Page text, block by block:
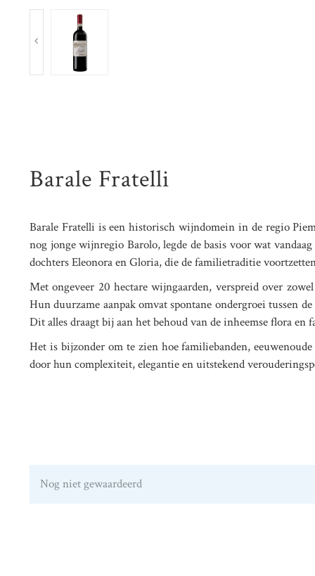
Barale Fratelli
Barale Fratelli is een historisch wijndomein in de regio
nog jonge wijnregio Barolo, legde de basis voor wat
dochters Eleonora en Gloria, die de familietraditie
Met ongeveer 20 hectare wijngaarden, verspreid over
Hun duurzame aanpak omvat spontane ondergroei tussen
Dit alles draagt bij aan het behoud van de inheemse flora
Het is bijzonder om te zien hoe familiebanden,
door hun complexiteit, elegantie en uitstekend
Nog niet gewaardeerd